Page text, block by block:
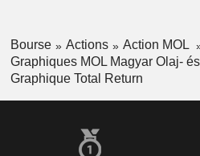
Bourse Actions
Action MOL
Graphiques MOL Magyar Olaj-
Graphique Total Return